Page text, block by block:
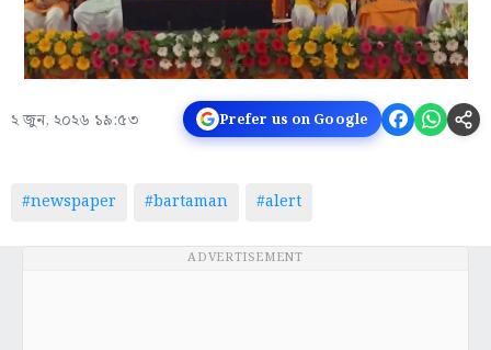
২ জুন, ২০২৬ ১৯:৫৩ Prefer us on Google
#newspaper #bartaman #alert
ADVERTISEMENT